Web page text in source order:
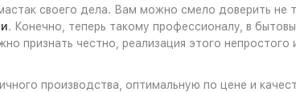
своего дела. Вам можно смело доверить не
. Конечно, теперь такому профессионалу, в
признать честно, реализация этого непростого
производства, оптимальную по цене и